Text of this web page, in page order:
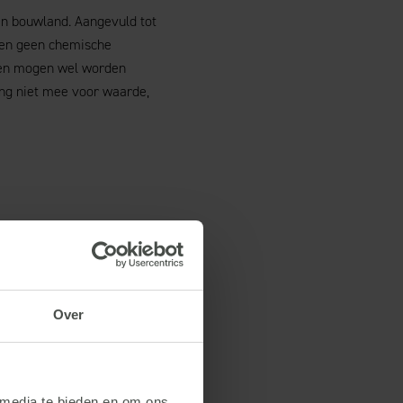
Over
bouwland. Aangevuld tot
geen chemische
mogen wel worden
niet mee voor waarde,
een wegingsfactor. Op
Voor 2024 zullen